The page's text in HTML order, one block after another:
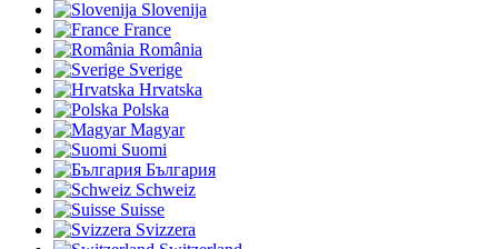
Slovenija
France
România
Sverige
Hrvatska
Polska
Magyar
Suomi
България
Schweiz
Suisse
Svizzera